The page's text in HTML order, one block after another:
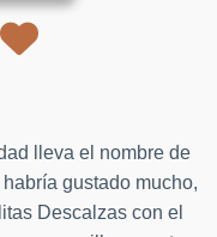
lleva el nombre de
gustado mucho,
Descalzas con el